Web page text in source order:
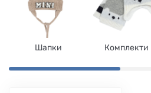
Шапки Комплекти